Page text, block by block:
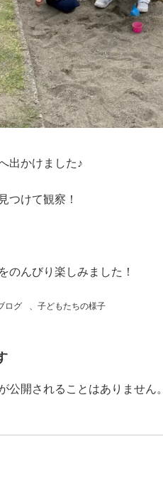
出かけました♪
つけて観察！
のんびり楽しみました！
ログ 、 子どもたちの様子
公開されることはありません。